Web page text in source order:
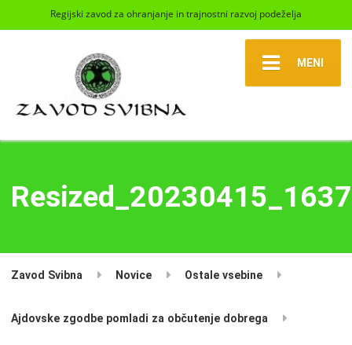
Regijski zavod za ohranjanje in trajnostni razvoj podeželja
MENI
Zavod Svibna Novice Ostale vsebine
Ajdovske zgodbe pomladi za občutenje dobrega